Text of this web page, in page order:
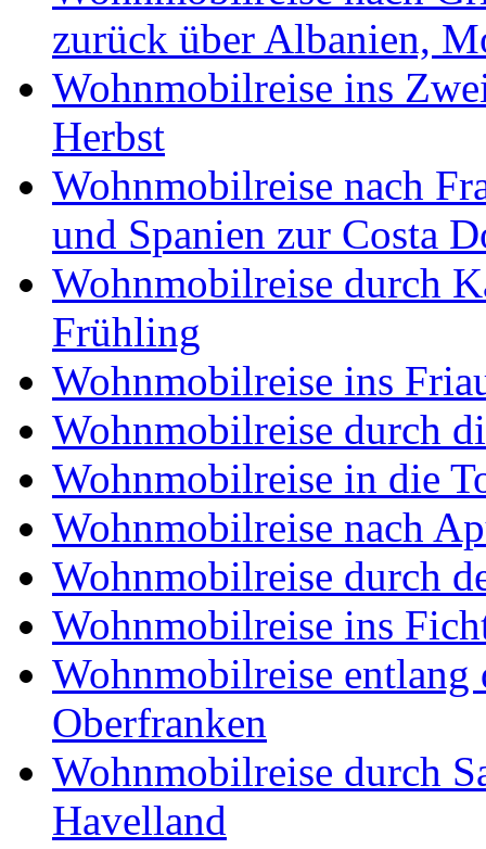
zurück über Albanien,
Wohnmobilreise ins
Herbst
Wohnmobilreise nach
und Spanien zur Costa
Wohnmobilreise durch
Frühling
Wohnmobilreise ins
Wohnmobilreise durch
Wohnmobilreise in die
Wohnmobilreise nach
Wohnmobilreise durch
Wohnmobilreise ins
Wohnmobilreise
Oberfranken
Wohnmobilreise durch
Havelland